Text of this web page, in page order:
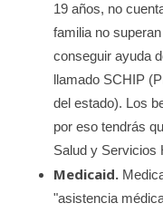
19 años, no
familia no
conseguir ayuda
llamado SCHIP
del estado). Los
por eso tendrás
Salud y Servicios
Medicaid.
"asistencia